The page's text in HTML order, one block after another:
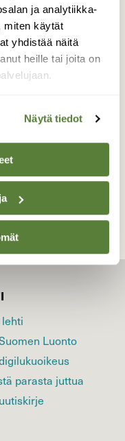
ja analytiikka-
miten käytät
yhdistää näitä
heille tai joita on
Näytä tiedot
heijastuvat
4.9.2016
Luonto
parasta juttua